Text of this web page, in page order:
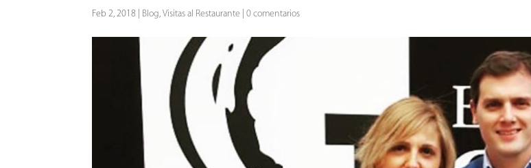
Feb 2, 2018 Blog,Visitas al Restaurante |0 comentarios